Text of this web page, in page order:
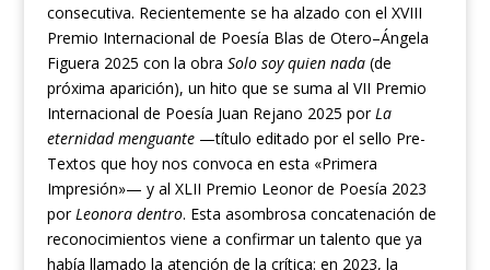
consecutiva. Recientemente se ha alzado con el XVIII
Premio Internacional de Poesía Blas de Otero–Ángela
Figuera 2025 con la obra Solo soy quien nada(de
próxima aparición), un hito que se suma al VII Premio
Internacional de Poesía Juan Rejano 2025 porLa
eternidad menguante—título editado por el sello Pre-
Textos que hoy nos convoca en esta «Primera
Impresión»— y al XLII Premio Leonor de Poesía 2023
porLeonora dentro. Esta asombrosa concatenación de
reconocimientos viene a confirmar un talento que ya
había llamado la atención de la crítica: en 2023, la